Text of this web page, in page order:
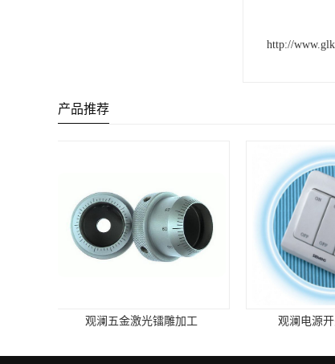
http://
产品推荐
观澜电源开关激光镭雕 灯壳灯具